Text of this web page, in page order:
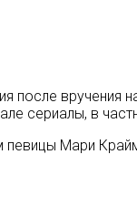
после вручения
сериалы, в
певицы Мари